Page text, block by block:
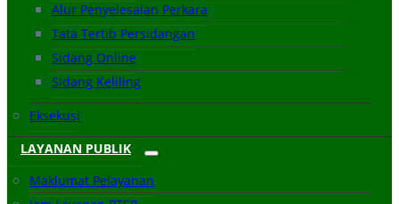
Alur Penyelesaian Perkara
Tata Tertib Persidangan
Sidang Online
Sidang Keliling
Eksekusi
LAYANAN PUBLIK
Maklumat Pelayanan